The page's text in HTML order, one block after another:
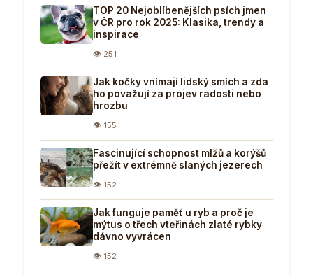
TOP 20 Nejoblíbenějších psích jmen
v ČR pro rok 2025: Klasika, trendy a
inspirace
👁 251
Jak kočky vnímají lidský smích a zda
ho považují za projev radosti nebo
hrozbu
👁 155
Fascinující schopnost mlžů a korýšů
přežít v extrémně slaných jezerech
👁 152
Jak funguje paměť u ryb a proč je
mýtus o třech vteřinách zlaté rybky
dávno vyvrácen
👁 152